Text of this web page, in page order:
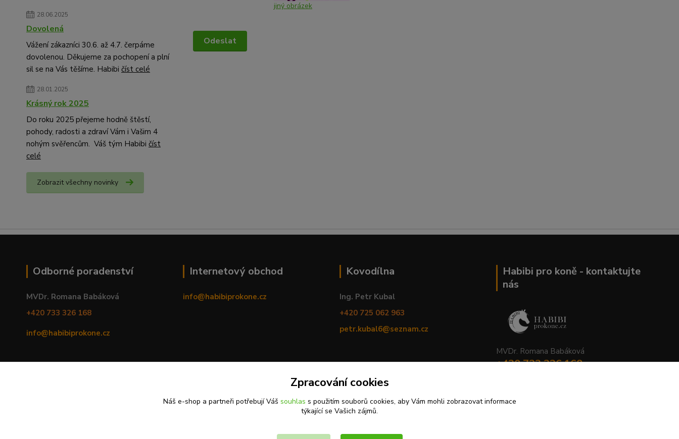
28.06.2025
Dovolená
Vážení zákazníci 30.6. až 4.7. čerpáme
dovolenou. Děkujeme za pochopení a plní
sil se na Vás těšíme. Habibi číst celé
28.01.2025
Krásný rok 2025
Do roku 2025 přejeme hodně štěstí,
pohody, radosti a zdraví Vám i Vašim 4
nohým svěřencům. Váš tým Habibi číst
celé
Zobrazit všechny novinky
jiný obrázek
Odborné poradenství
MVDr. Romana Babáková
+420 733 326 168
info@habibiprokone.cz
Internetový obchod
info@habibiprokone.cz
Kovodílna
Ing. Petr Kubal
+420 725 062 963
petr.kubal6@seznam.cz
Habibi pro koně - kontaktujte
nás
MVDr. Romana Babáková
+420 733 326 168
Zpracování cookies
Náš e-shop a partneři potřebují Váš souhlas s použitím souborů cookies, aby Vám mohli zobrazovat informace
týkající se Vašich zájmů.